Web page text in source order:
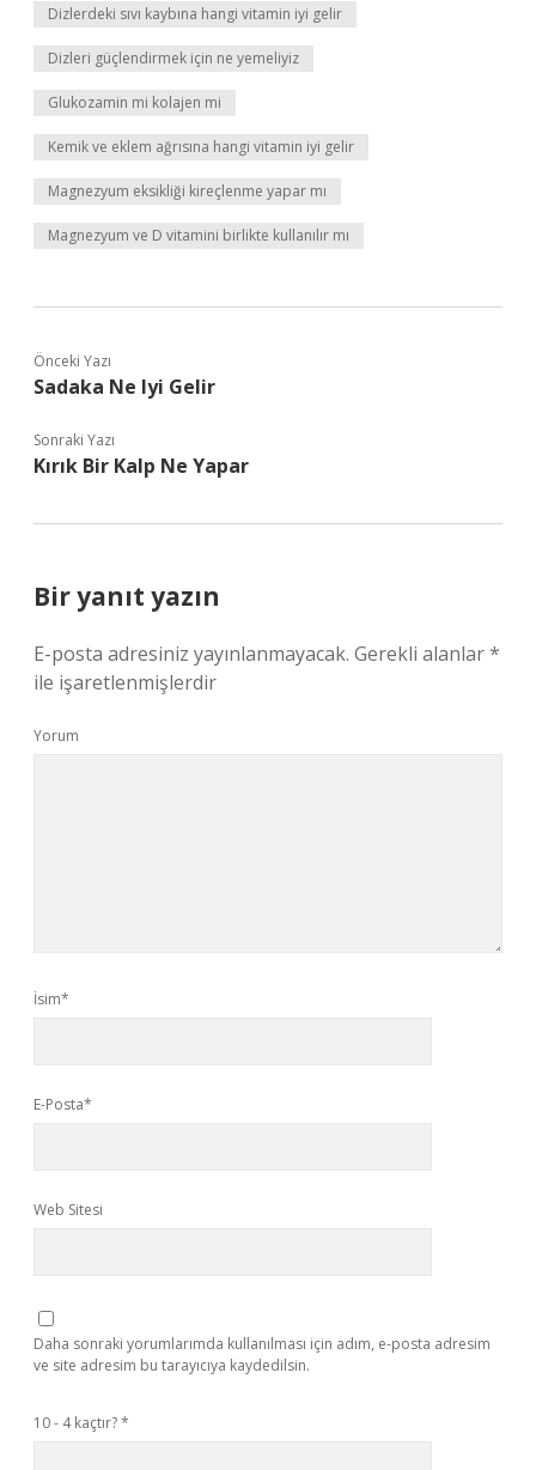
Dizlerdeki sıvı kaybına hangi vitamin iyi gelir
Dizleri güçlendirmek için ne yemeliyiz
Glukozamin mi kolajen mi
Kemik ve eklem ağrısına hangi vitamin iyi gelir
Magnezyum eksikliği kireçlenme yapar mı
Magnezyum ve D vitamini birlikte kullanılır mı
Önceki Yazı
Sadaka Ne Iyi Gelir
Sonraki Yazı
Kırık Bir Kalp Ne Yapar
Bir yanıt yazın
E-posta adresiniz yayınlanmayacak. Gerekli alanlar*
ile işaretlenmişlerdir
Yorum
İsim*
E-Posta*
Web Sitesi
Daha sonraki yorumlarımda kullanılması için adım, e-posta adresim
ve site adresim bu tarayıcıya kaydedilsin.
10 - 4 kaçtır?*